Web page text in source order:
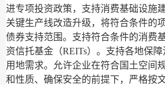
进专项投资政策，支持消费基础设施
关键生产线改造升级，将符合条件的
债券支持范围。支持符合条件的消费
资信托基金（REITs）。支持各地保
用地需求。允许企业在符合国土空间
和性质、确保安全的前提下，严格按